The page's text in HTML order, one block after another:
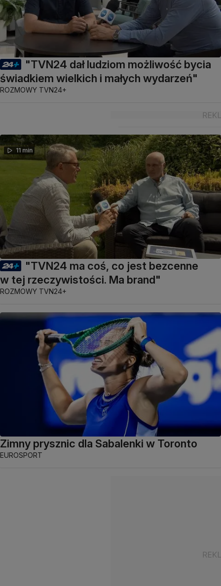
"TVN24 dał ludziom możliwość bycia
świadkiem wielkich i małych wydarzeń"
ROZMOWY TVN24+
11 min
"TVN24 ma coś, co jest bezcenne
w tej rzeczywistości. Ma brand"
ROZMOWY TVN24+
Zimny prysznic dla Sabalenki w Toronto
EUROSPORT